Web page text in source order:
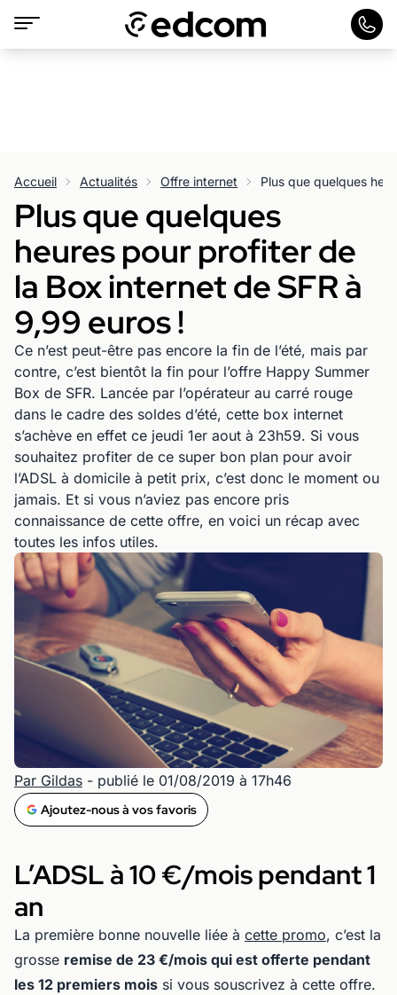
Accueil Actualités Offre internet
Plus que quelques
heures pour profiter de
la Box internet de SFR à
9,99 euros !
Ce n’est peut-être pas encore la fin de l’été, mais par
contre, c’est bientôt la fin pour l’offre Happy Summer
Box de SFR. Lancée par l’opérateur au carré rouge
dans le cadre des soldes d’été, cette box internet
s’achève en effet ce jeudi 1er aout à 23h59. Si vous
souhaitez profiter de ce super bon plan pour avoir
l’ADSL à domicile à petit prix, c’est donc le moment ou
jamais. Et si vous n’aviez pas encore pris
connaissance de cette offre, en voici un récap avec
toutes les infos utiles.
Par Gildas - publié le 01/08/2019 à 17h46
Ajoutez-nous à vos favoris
L’ADSL à 10 €/mois pendant 1
an
La première bonne nouvelle liée à cette promo, c’est la
grosse remise de 23 €/mois qui est offerte pendant
les 12 premiers mois si vous souscrivez à cette offre.